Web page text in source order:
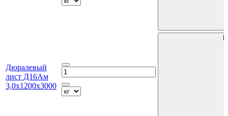
Дюралевый
лист Д16Ам
3,0х1200х3000